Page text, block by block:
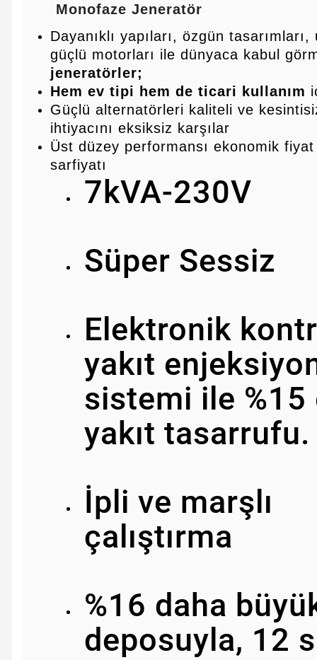
Monofaze Jeneratör
Dayanıklı yapıları, özgün
güçlü motorları ile dünyaca kabul
jeneratörler;
Hem ev tipi hem de ticari kullanım
Güçlü alternatörleri kaliteli ve
ihtiyacını eksiksiz karşılar
Üst düzey performansı ekonomik
sarfiyatı
7kVA-230V
Süper Sessiz
Elektronik
yakıt
sistemi ile %15
yakıt tasarrufu.
İpli ve marşlı
çalıştırma
%16 daha
deposuyla, 12